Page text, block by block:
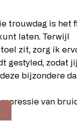
trouwdag is het
laten. Terwijl
zit, zorg ik
gestyled, zodat
bijzondere
van